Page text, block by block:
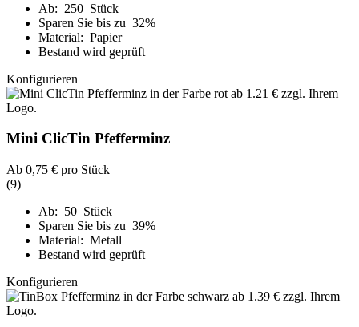
Ab: 250 Stück
Sparen Sie bis zu 32%
Material: Papier
Bestand wird geprüft
Konfigurieren
Mini ClicTin Pfefferminz
Ab 0,75 € pro Stück
(9)
Ab: 50 Stück
Sparen Sie bis zu 39%
Material: Metall
Bestand wird geprüft
Konfigurieren